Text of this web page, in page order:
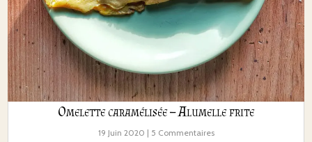
Omelette caramélisée – Alumelle frite
19 Juin 2020 | 5 Commentaires